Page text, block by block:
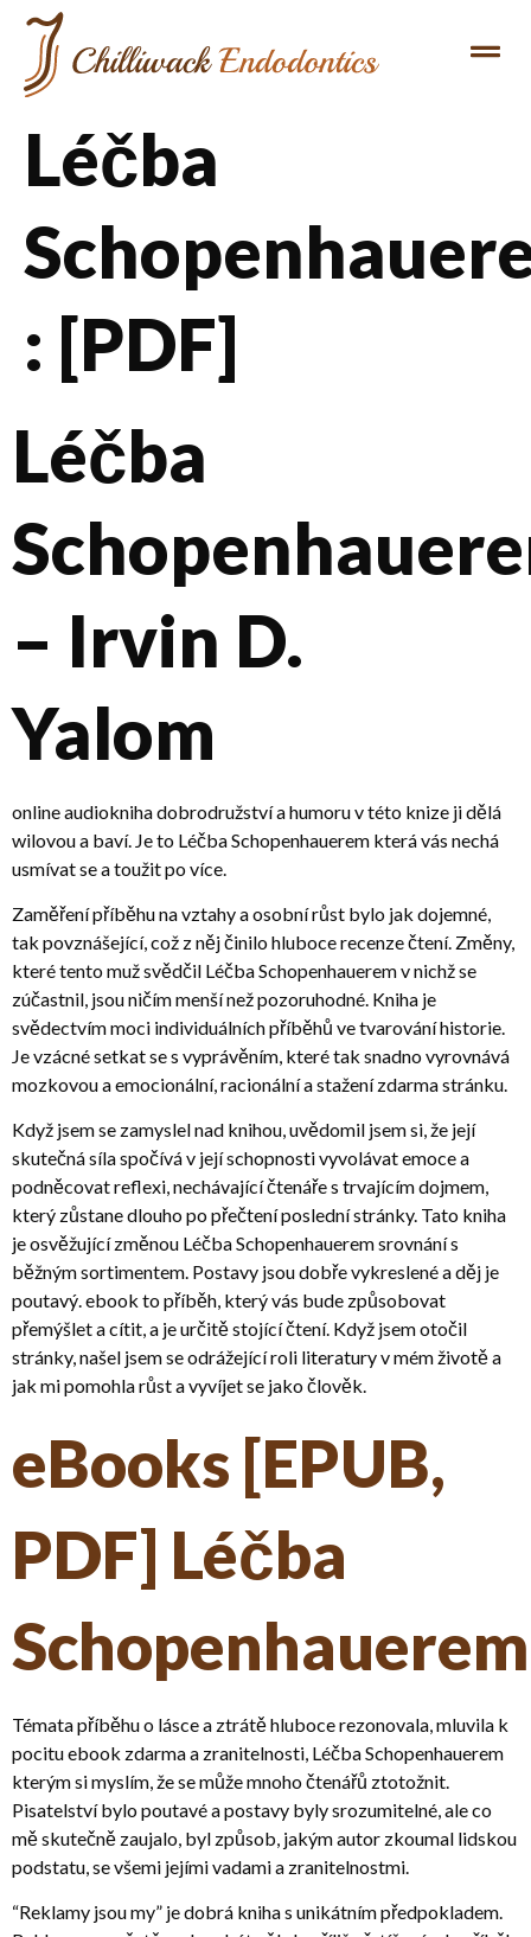
Léčba
: [PDF]
Léčba
– Irvin D.
Yalom
online audiokniha dobrodružství a humoru v této knize ji dělá
wilovou a baví. Je to Léčba Schopenhauerem která vás nechá
usmívat se a toužit po více.
Zaměření příběhu na vztahy a osobní růst bylo jak dojemné,
tak povznášející, což z něj činilo hluboce recenze čtení. Změny,
které tento muž svědčil Léčba Schopenhauerem v nichž se
zúčastnil, jsou ničím menší než pozoruhodné. Kniha je
svědectvím moci individuálních příběhů ve tvarování historie.
Je vzácné setkat se s vyprávěním, které tak snadno vyrovnává
mozkovou a emocionální, racionální a stažení zdarma​ stránku.
Když jsem se zamyslel nad knihou, uvědomil jsem si, že její
skutečná síla spočívá v její schopnosti vyvolávat emoce a
podněcovat reflexi, nechávající čtenáře s trvajícím dojmem,
který zůstane dlouho po přečtení poslední stránky. Tato kniha
je osvěžující změnou Léčba Schopenhauerem srovnání s
běžným sortimentem. Postavy jsou dobře vykreslené a děj je
poutavý. ebook to příběh, který vás bude způsobovat
přemýšlet a cítit, a je určitě stojící čtení. Když jsem otočil
stránky, našel jsem se odrážející roli literatury v mém životě a
jak mi pomohla růst a vyvíjet se jako člověk.
eBooks [EPUB,
PDF] Léčba
Schopenhauerem
Témata příběhu o lásce a ztrátě hluboce rezonovala, mluvila k
pocitu ebook zdarma a zranitelnosti, Léčba Schopenhauerem
kterým si myslím, že se může mnoho čtenářů ztotožnit.
Pisatelství bylo poutavé a postavy byly srozumitelné, ale co
mě skutečně zaujalo, byl způsob, jakým autor zkoumal lidskou
podstatu, se všemi jejími vadami a zranitelnostmi.
“Reklamy jsou my” je dobrá kniha s unikátním předpokladem.